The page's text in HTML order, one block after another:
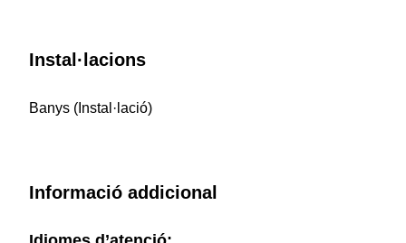
Instal·lacions
Banys (Instal·lació)
Informació addicional